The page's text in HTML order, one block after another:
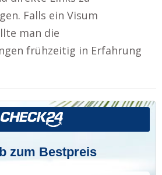
Falls ein Visum
man die
frühzeitig in Erfahrung
zum Bestpreis